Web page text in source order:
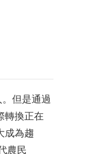
。但是通過
轉換正在
成為趨
農民